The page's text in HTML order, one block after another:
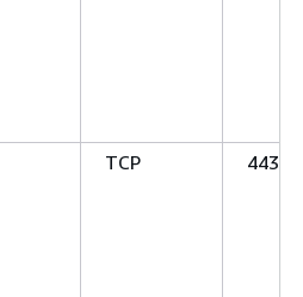
TCP 443